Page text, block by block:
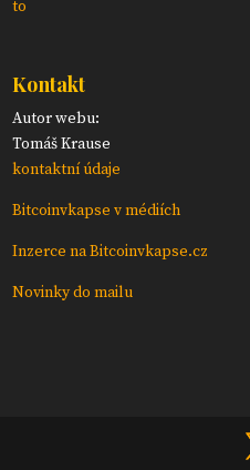
to
Kontakt
Autor webu:
Tomáš Krause
kontaktní údaje
Bitcoinvkapse v médiích
Inzerce na Bitcoinvkapse.cz
Novinky do mailu